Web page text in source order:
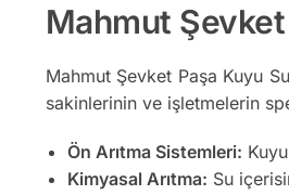
Mahmut Şevket
Mahmut Şevket Paşa Kuyu
sakinlerinin ve işletmelerin
Ön Arıtma Sistemleri:
Kimyasal Arıtma: Su